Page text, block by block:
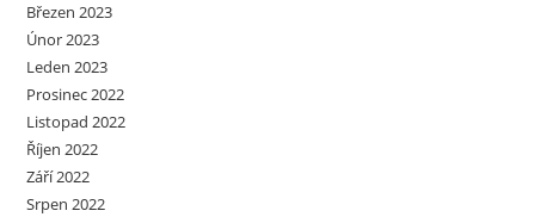
Březen 2023
Únor 2023
Leden 2023
Prosinec 2022
Listopad 2022
Říjen 2022
Září 2022
Srpen 2022